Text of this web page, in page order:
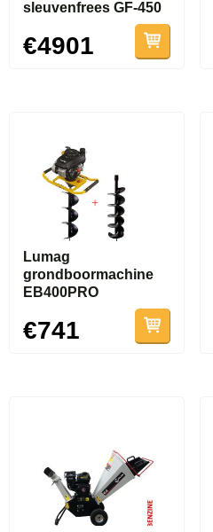
sleuvenfrees GF-450
€4901
Lumag
grondboormachine
EB400PRO
€741